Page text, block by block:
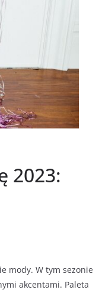
2023:
mody. W tym sezonie
akcentami. Paleta